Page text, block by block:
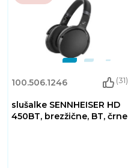
100.506.1246 (31)
slušalke SENNHEISER HD
450BT, brezžične, BT, črne